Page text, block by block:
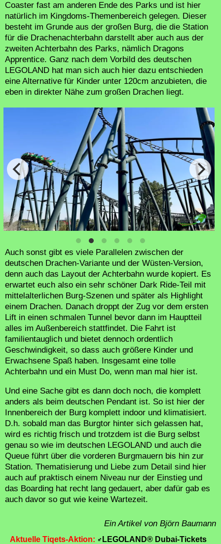
Coaster fast am anderen Ende des Parks und ist hier
natürlich im Kingdoms-Themenbereich gelegen. Dieser
besteht im Grunde aus der großen Burg, die die Station
für die Drachenachterbahn darstellt aber auch aus der
zweiten Achterbahn des Parks, nämlich Dragons
Apprentice. Ganz nach dem Vorbild des deutschen
LEGOLAND hat man sich auch hier dazu entschieden
eine Alternative für Kinder unter 120cm anzubieten, die
eben in direkter Nähe zum großen Drachen liegt.
Auch sonst gibt es viele Parallelen zwischen der
deutschen Drachen-Variante und der Wüsten-Version,
denn auch das Layout der Achterbahn wurde kopiert. Es
erwartet euch also ein sehr schöner Dark Ride-Teil mit
mittelalterlichen Burg-Szenen und später als Highlight
einem Drachen. Danach droppt der Zug vor dem ersten
Lift in einen schmalen Tunnel bevor dann im Hauptteil
alles im Außenbereich stattfindet. Die Fahrt ist
familientauglich und bietet dennoch ordentlich
Geschwindigkeit, so dass auch größere Kinder und
Erwachsene Spaß haben. Insgesamt eine tolle
Achterbahn und ein Must Do, wenn man mal hier ist.
Und eine Sache gibt es dann doch noch, die komplett
anders als beim deutschen Pendant ist. So ist hier der
Innenbereich der Burg komplett indoor und klimatisiert.
D.h. sobald man das Burgtor hinter sich gelassen hat,
wird es richtig frisch und trotzdem ist die Burg selbst
genau so wie im deutschen LEGOLAND und auch die
Queue führt über die vorderen Burgmauern bis hin zur
Station. Thematisierung und Liebe zum Detail sind hier
auch auf praktisch einem Niveau nur der Einstieg und
das Boarding hat recht lang gedauert, aber dafür gab es
auch davor so gut wie keine Wartezeit.
Ein Artikel von Björn Baumann
Aktuelle Tiqets-Aktion:
LEGOLAND® Dubai-Tickets